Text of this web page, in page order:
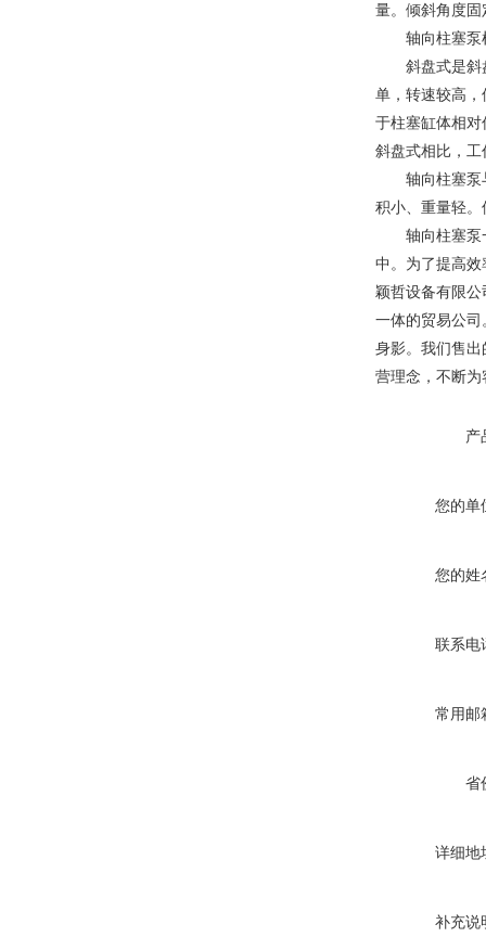
量。倾斜角度
轴向柱塞泵根
斜盘式是斜盘
单，转速较高
于柱塞缸体相
斜盘式相比，
轴向柱塞泵与
积小、重量轻
轴向柱塞泵一
中。为了提高
颖哲设备有限
一体的贸易公
身影。我们售出
营理念，不断
产
您的单
您的姓
联系电
常用邮
省
详细地
补充说